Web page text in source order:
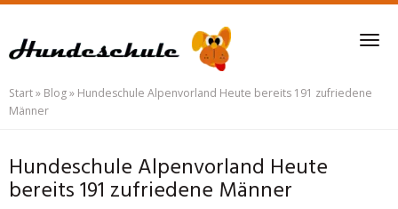
main
content
Start» Blog» Hundeschule Alpenvorland Heute bereits 191 zufriedene
Männer
Hundeschule Alpenvorland Heute
bereits 191 zufriedene Männer